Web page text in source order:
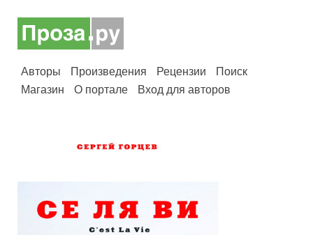
Авторы Произведения Рецензии
Поиск
Магазин
О портале Вход для авторов